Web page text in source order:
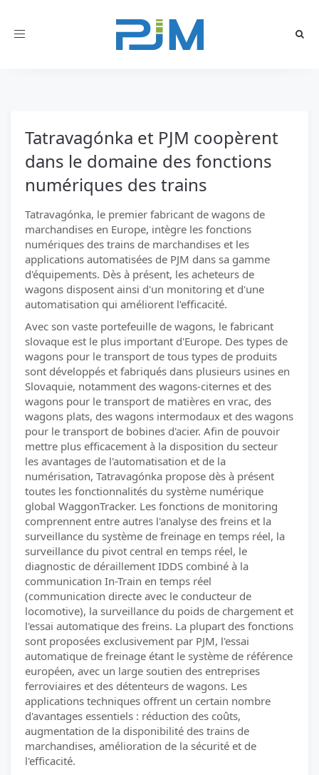
Toggle
Tatravagónka et PJM coopèrent
dans le domaine des fonctions
numériques des trains
Tatravagónka, le premier fabricant de wagons de
marchandises en Europe, intègre les fonctions
numériques des trains de marchandises et les
applications automatisées de PJM dans sa gamme
d'équipements. Dès à présent, les acheteurs de
wagons disposent ainsi d'un monitoring et d'une
automatisation qui améliorent l'efficacité.
Avec son vaste portefeuille de wagons, le fabricant
slovaque est le plus important d'Europe. Des types de
wagons pour le transport de tous types de produits
sont développés et fabriqués dans plusieurs usines en
Slovaquie, notamment des wagons-citernes et des
wagons pour le transport de matières en vrac, des
wagons plats, des wagons intermodaux et des wagons
pour le transport de bobines d'acier. Afin de pouvoir
mettre plus efficacement à la disposition du secteur
les avantages de l'automatisation et de la
numérisation, Tatravagónka propose dès à présent
toutes les fonctionnalités du système numérique
global WaggonTracker. Les fonctions de monitoring
comprennent entre autres l'analyse des freins et la
surveillance du système de freinage en temps réel, la
surveillance du pivot central en temps réel, le
diagnostic de déraillement IDDS combiné à la
communication In-Train en temps réel
(communication directe avec le conducteur de
locomotive), la surveillance du poids de chargement et
l'essai automatique des freins. La plupart des fonctions
sont proposées exclusivement par PJM, l'essai
automatique de freinage étant le système de référence
européen, avec un large soutien des entreprises
ferroviaires et des détenteurs de wagons. Les
applications techniques offrent un certain nombre
d'avantages essentiels : réduction des coûts,
augmentation de la disponibilité des trains de
marchandises, amélioration de la sécurité et de
l'efficacité.